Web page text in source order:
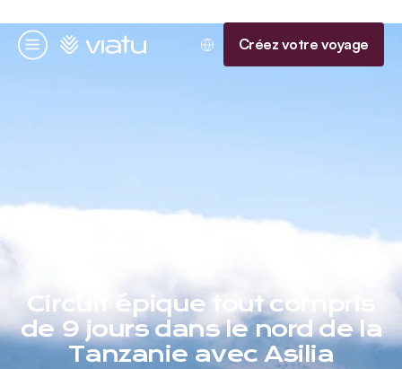
Menu
Accueil Créez votre voyage
Circuit épique tout compris
de 9 jours dans le nord de la
Tanzanie avec Asilia